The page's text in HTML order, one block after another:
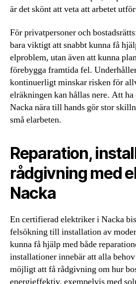
är det skönt att veta att arbetet
För privatpersoner och
bara viktigt att snabbt kunna få
elproblem, utan även att kunna
förebygga framtida fel.
kontinuerligt minskar risken för
elräkningen kan hållas nere. Att
Nacka nära till hands gör stor
små elarbeten.
Reparation,
rådgivning med
Nacka
En certifierad elektriker i Nacka
felsökning till installation av
kunna få hjälp med både
installationer innebär att alla
möjligt att få rådgivning om hur